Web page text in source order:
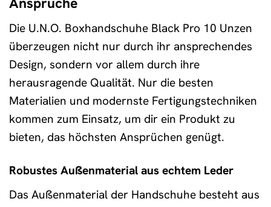
Die U.N.O. Boxhandschuhe Black Pro 10 Unzen
überzeugen nicht nur durch ihr ansprechendes
Design, sondern vor allem durch ihre
herausragende Qualität. Nur die besten
Materialien und modernste Fertigungstechniken
kommen zum Einsatz, um dir ein Produkt zu
bieten, das höchsten Ansprüchen genügt.
Robustes Außenmaterial aus echtem Leder
Das Außenmaterial der Handschuhe besteht aus